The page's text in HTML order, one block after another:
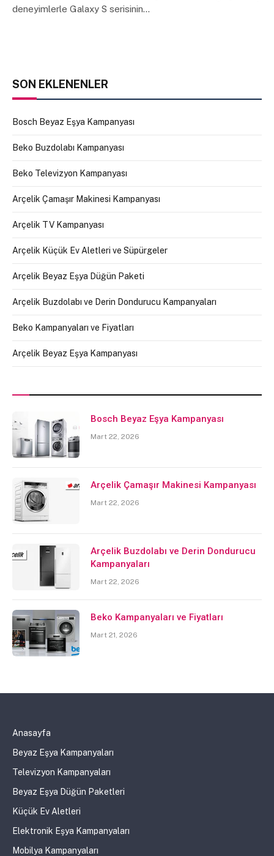
deneyimlerle Galaxy S serisinin…
SON EKLENENLER
Bosch Beyaz Eşya Kampanyası
Beko Buzdolabı Kampanyası
Beko Televizyon Kampanyası
Arçelik Çamaşır Makinesi Kampanyası
Arçelik TV Kampanyası
Arçelik Küçük Ev Aletleri ve Süpürgeler
Arçelik Beyaz Eşya Düğün Paketi
Arçelik Buzdolabı ve Derin Dondurucu Kampanyaları
Beko Kampanyaları ve Fiyatları
Arçelik Beyaz Eşya Kampanyası
Bosch Beyaz Eşya Kampanyası
Mart 22, 2026
Arçelik Çamaşır Makinesi Kampanyası
Mart 22, 2026
Arçelik Buzdolabı ve Derin Dondurucu
Kampanyaları
Mart 22, 2026
Beko Kampanyaları ve Fiyatları
Mart 21, 2026
Anasayfa
Beyaz Eşya Kampanyaları
Televizyon Kampanyaları
Beyaz Eşya Düğün Paketleri
Küçük Ev Aletleri
Elektronik Eşya Kampanyaları
Mobilya Kampanyaları